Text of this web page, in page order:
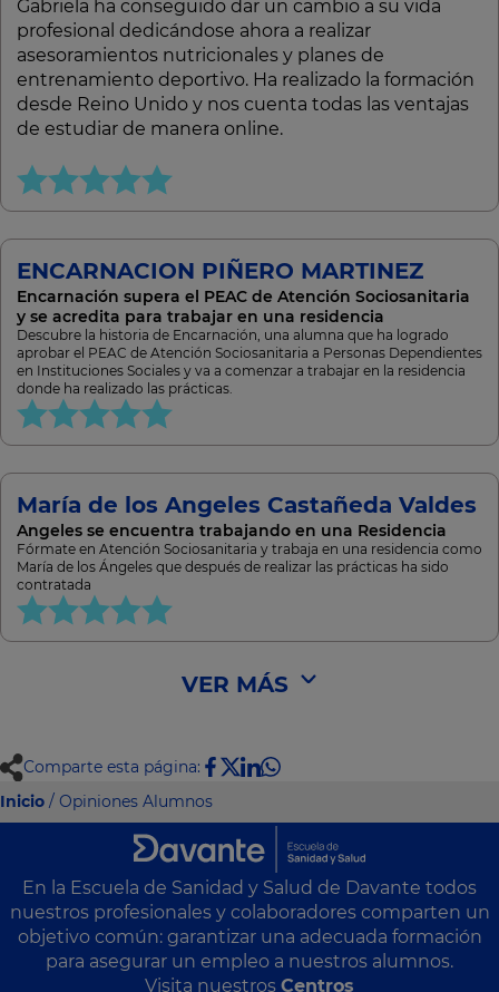
Gabriela ha conseguido dar un cambio a su vida
profesional dedicándose ahora a realizar
asesoramientos nutricionales y planes de
entrenamiento deportivo. Ha realizado la formación
desde Reino Unido y nos cuenta todas las ventajas
de estudiar de manera online.
ENCARNACION PIÑERO MARTINEZ
Encarnación supera el PEAC de Atención Sociosanitaria
y se acredita para trabajar en una residencia
Descubre la historia de Encarnación, una alumna que ha logrado
aprobar el PEAC de Atención Sociosanitaria a Personas Dependientes
en Instituciones Sociales y va a comenzar a trabajar en la residencia
donde ha realizado las prácticas.
María de los Angeles Castañeda Valdes
Angeles se encuentra trabajando en una Residencia
Fórmate en Atención Sociosanitaria y trabaja en una residencia como
María de los Ángeles que después de realizar las prácticas ha sido
contratada
VER MÁS
Comparte esta página:
Inicio / Opiniones Alumnos
En la Escuela de Sanidad y Salud de Davante todos
nuestros profesionales y colaboradores comparten un
objetivo común: garantizar una adecuada formación
para asegurar un empleo a nuestros alumnos.
Visita nuestros Centros